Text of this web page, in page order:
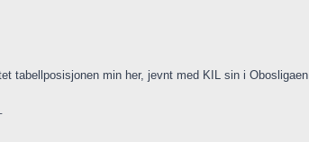
tabellposisjonen min her, jevnt med KIL sin i Obosligaen